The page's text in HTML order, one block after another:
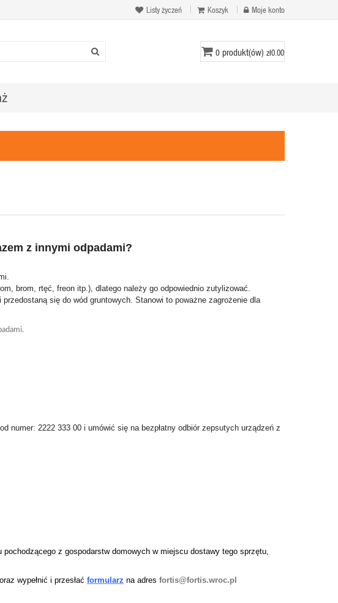
Listy życzeń Koszyk Moje konto
0 produkt(ów) zł0.00
z innymi odpadami?
brom, rtęć, freon itp.), dlatego należy go odpowiednio zutylizować.
się do wód gruntowych. Stanowi to poważne zagrożenie dla
2222 333 00 i umówić się na bezpłatny odbiór zepsutych urządzeń z
z gospodarstw domowych w miejscu dostawy tego sprzętu,
oraz wypełnić i przesłać formularz na adres fortis@fortis.wroc.pl